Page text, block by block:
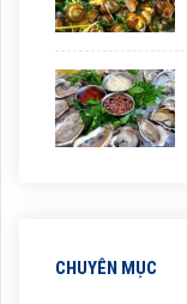
CHUYÊN MỤC